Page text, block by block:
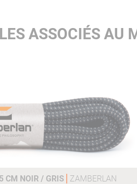
ASSOCIÉS AU
CM NOIR / GRIS ZAMBERLAN